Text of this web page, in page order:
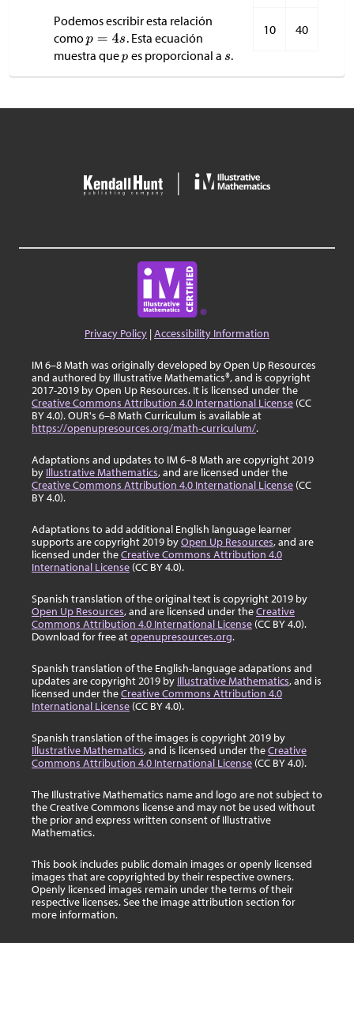
Podemos escribir esta relación
como
. Esta ecuación
muestra que
es proporcional a .
10 40
Privacy Policy |Accessibility Information
IM 6–8 Math was originally developed by Open Up Resources
and authored by Illustrative Mathematics®, and is copyright
2017-2019 by Open Up Resources. It is licensed under the
Creative Commons Attribution 4.0 International License (CC
BY 4.0). OUR's 6–8 Math Curriculum is available at
https://openupresources.org/math-curriculum/.
Adaptations and updates to IM 6–8 Math are copyright 2019
by Illustrative Mathematics, and are licensed under the
Creative Commons Attribution 4.0 International License (CC
BY 4.0).
Adaptations to add additional English language learner
supports are copyright 2019 byOpen Up Resources, and are
licensed under theCreative Commons Attribution 4.0
International License (CC BY 4.0).
Spanish translation of the original text is copyright 2019 by
Open Up Resources, and are licensed under theCreative
Commons Attribution 4.0 International License (CC BY 4.0).
Download for free atopenupresources.org.
Spanish translation of the English-language adapations and
updates are copyright 2019 by Illustrative Mathematics, and is
licensed under theCreative Commons Attribution 4.0
International License (CC BY 4.0).
Spanish translation of the images is copyright 2019 by
Illustrative Mathematics, and is licensed under theCreative
Commons Attribution 4.0 International License (CC BY 4.0).
The Illustrative Mathematics name and logo are not subject to
the Creative Commons license and may not be used without
the prior and express written consent of Illustrative
Mathematics.
This book includes public domain images or openly licensed
images that are copyrighted by their respective owners.
Openly licensed images remain under the terms of their
respective licenses. See the image attribution section for
more information.